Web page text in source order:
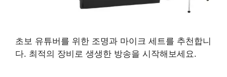
초보 유튜버를 위한 조명과 마이크 세트를 추천합니
다. 최적의 장비로 생생한 방송을 시작해보세요.